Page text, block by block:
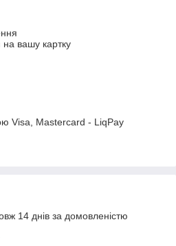
на вашу картку
Visa, Mastercard - LiqPay
14 днів за домовленістю